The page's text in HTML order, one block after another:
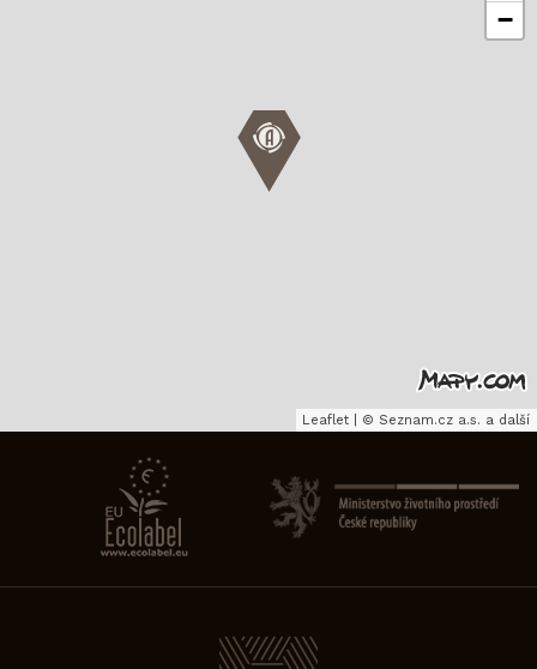
−
Leaflet © Seznam.cz a.s. a další